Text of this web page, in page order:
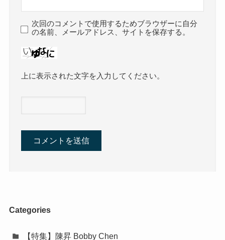
次回のコメントで使用するためブラウザーに自分
の名前、メールアドレス、サイトを保存する。
上に表示された文字を入力してください。
Categories
【特集】陳昇 Bobby Chen